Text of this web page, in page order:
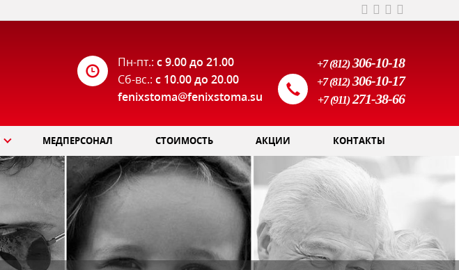
Пн-пт.: с 9.00 до 21.00
Сб-вс.: с 10.00 до 20.00
fenixstoma@fenixstoma.su
+7 (812)306-10-18
+7 (812)306-10-17
+7 (911)271-38-66
МЕДПЕРСОНАЛ СТОИМОСТЬ АКЦИИ КОНТАКТЫ